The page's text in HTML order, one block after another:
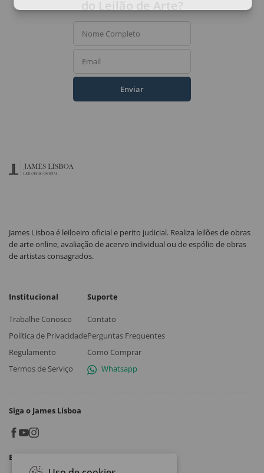
Nome Completo
Email
Enviar
James Lisboa é leiloeiro oficial e perito judicial. Realiza leilões de obras
de arte online, avaliação de acervo individual ou de espólio de obras
de artistas consagrados.
Institucional
Trabalhe Conosco
Política de Privacidade
Regulamento
Termos de Serviço
Suporte
Contato
Perguntas Frequentes
Como Comprar
Whatsapp
Siga o James Lisboa
Baixe o App